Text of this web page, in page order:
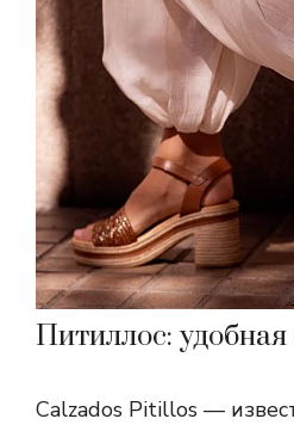
Питиллос: удобная
Calzados Pitillos —